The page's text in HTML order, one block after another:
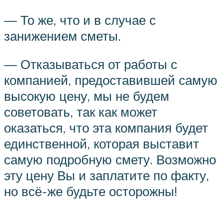
— То же, что и в случае с
занижением сметы.
— Отказываться от работы с
компанией, предоставившей самую
высокую цену, мы не будем
советовать, так как может
оказаться, что эта компания будет
единственной, которая выставит
самую подробную смету. Возможно
эту цену Вы и заплатите по факту,
но всё-же будьте осторожны!